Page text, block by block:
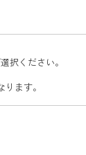
択ください。
ます。